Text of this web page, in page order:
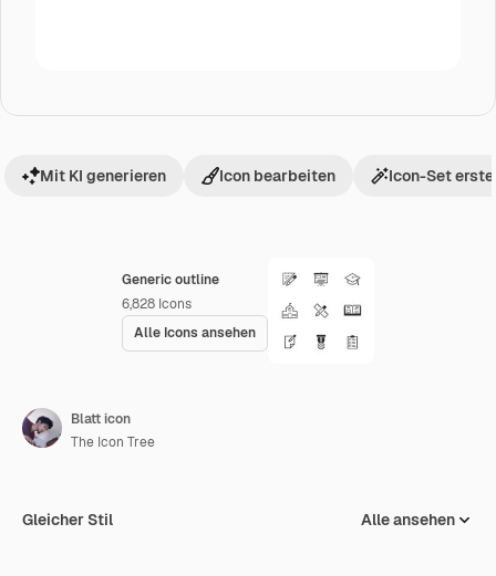
Generic outline
6,828 Icons
Alle Icons ansehen
Mit KI generieren Icon bearbeiten Icon-Set
Blatt icon
The Icon Tree
Gleicher Stil Alle ansehen